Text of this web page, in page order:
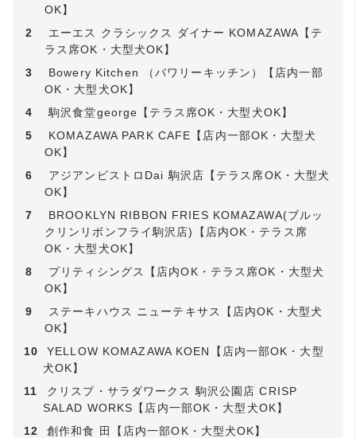
OK】
2
エーエス クラシックス ダイナー KOMAZAWA【テ
ラス席OK・大型犬OK】
3
Bowery Kitchen （バワリーキッチン）【店内一部
OK・大型犬OK】
4
駒沢食堂george【テラス席OK・大型犬OK】
5
KOMAZAWA PARK CAFE【店内一部OK・大型犬
OK】
6
アジアンビストロDai 駒沢店【テラス席OK・大型犬
OK】
7
BROOKLYN RIBBON FRIES KOMAZAWA(ブルッ
クリンリボンフライ駒沢店)【店内OK・テラス席
OK・大型犬OK】
8
プリティシングス【店内OK・テラス席OK・大型犬
OK】
9
ステーキハウス ニューテキサス【店内OK・大型犬
OK】
10
YELLOW KOMAZAWA KOEN【店内一部OK・大型
犬OK】
11
クリスプ・サラダワークス 駒沢公園店 CRISP
SALAD WORKS【店内一部OK・大型犬OK】
12
創作和食 田【店内一部OK・大型犬OK】